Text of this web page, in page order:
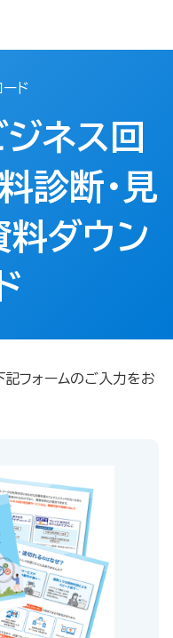
ド
ジネス回
診断・見
料ダウン
記フォームのご入力をお